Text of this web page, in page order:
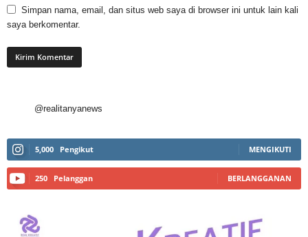
Simpan nama, email, dan situs web saya di browser ini untuk lain kali
saya berkomentar.
@realitanyanews
5,000 Pengikut MENGIKUTI
250 Pelanggan BERLANGGANAN